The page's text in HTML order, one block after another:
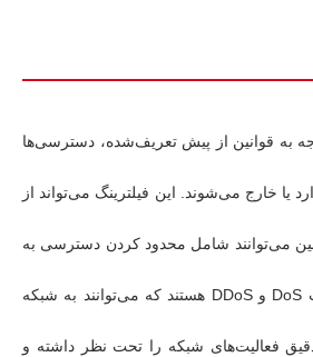
به قوانین از پیش تعریف‌شده، دسترسی‌ها
یا خارج می‌شوند. این فیلترینگ می‌تواند از
می‌توانند شامل محدود کردن دسترسی به
شناسایی و جلوگیری از حملات: فایروال‌های سخت‌افزاری قادر به شناسایی و مسدود کردن حملات مختلفی مانند حملات DoS و DDoS هستند که می‌توانند به شبکه
فعالیت‌های شبکه را تحت نظر داشته و